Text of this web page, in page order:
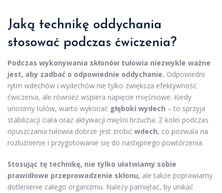
Jaką technikę oddychania
stosować podczas ćwiczenia?
Podczas wykonywania skłonów tułowia niezwykle ważne
jest, aby zadbać o odpowiednie oddychanie. Odpowiedni
rytm wdechów i wydechów nie tylko zwiększa efektywność
ćwiczenia, ale również wspiera napięcie mięśniowe. Kiedy
unosimy tułów, warto wykonać głęboki wydech – to sprzyja
stabilizacji ciała oraz aktywacji mięśni brzucha. Z kolei podczas
opuszczania tułowia dobrze jest zrobić wdech, co pozwala na
rozluźnienie i przygotowanie się do następnego powtórzenia.
Stosując tę technikę, nie tylko ułatwiamy sobie
prawidłowe przeprowadzenie skłonu, ale także poprawiamy
dotlenienie całego organizmu. Należy pamiętać, by unikać